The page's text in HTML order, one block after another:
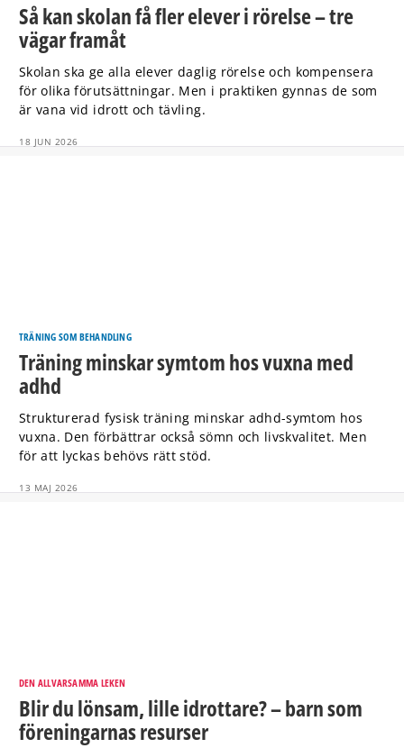
Så kan skolan få fler elever i rörelse – tre
vägar framåt
Skolan ska ge alla elever daglig rörelse och kompensera
för olika förutsättningar. Men i praktiken gynnas de som
är vana vid idrott och tävling.
18 JUN 2026
TRÄNING SOM BEHANDLING
Träning minskar symtom hos vuxna med
adhd
Strukturerad fysisk träning minskar adhd-symtom hos
vuxna. Den förbättrar också sömn och livskvalitet. Men
för att lyckas behövs rätt stöd.
13 MAJ 2026
DEN ALLVARSAMMA LEKEN
Blir du lönsam, lille idrottare? – barn som
föreningarnas resurser